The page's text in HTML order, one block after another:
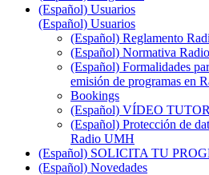
(Español) Usuarios
(Español) Usuarios
(Español) Reglamento
(Español) Normativa
(Español) Formalidades
emisión de programas en
Bookings
(Español) VÍDEO
(Español) Protección de
Radio UMH
(Español) SOLICITA TU
(Español) Novedades